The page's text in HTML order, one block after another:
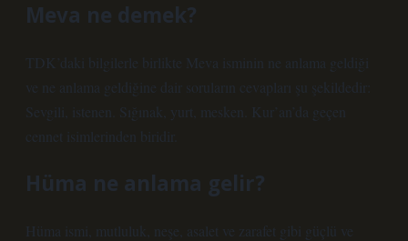
Meva ne demek?
TDK’daki bilgilerle birlikte Meva isminin ne anlama geldiği
ve ne anlama geldiğine dair soruların cevapları şu şekildedir:
Sevgili, istenen. Sığınak, yurt, mesken. Kur’an’da geçen
cennet isimlerinden biridir.
Hüma ne anlama gelir?
Hüma ismi, mutluluk, neşe, asalet ve zarafet gibi güçlü ve